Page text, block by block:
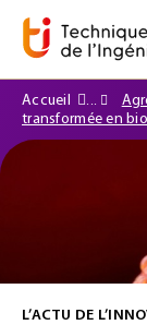
Accueil
transformée en
L’ACTU DE